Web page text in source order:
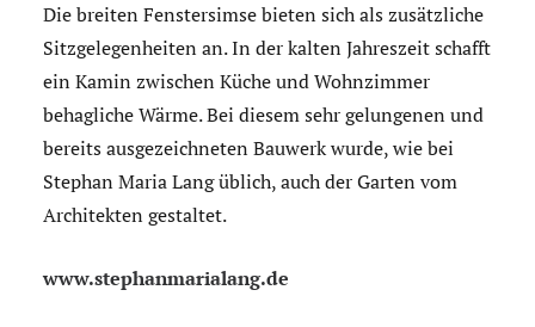
Die breiten Fenstersimse bieten sich als zusätzliche
Sitzgelegenheiten an. In der kalten Jahreszeit schafft
ein Kamin zwischen Küche und Wohnzimmer
behagliche Wärme. Bei diesem sehr gelungenen und
bereits ausgezeichneten Bauwerk wurde, wie bei
Stephan Maria Lang üblich, auch der Garten vom
Architekten gestaltet.
www.stephanmarialang.de